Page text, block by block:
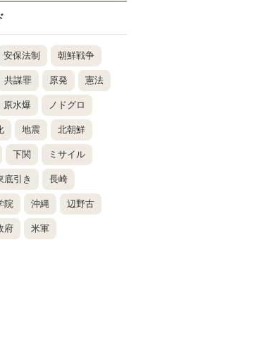
安保法制 朝鮮戦争
共謀罪 原発 憲法
原水爆 ノドグロ
地震 北朝鮮
下関 ミサイル
底引き 長崎
院 沖縄 辺野古
府 米軍